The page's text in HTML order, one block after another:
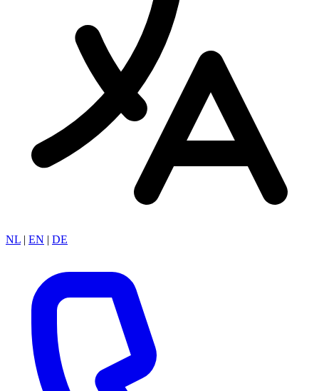
NL | EN | DE